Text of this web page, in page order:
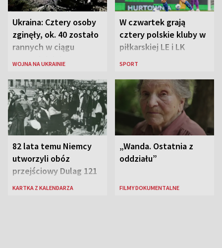
Ukraina: Cztery osoby
zginęły, ok. 40 zostało
rannych w ciągu
ostatniej doby w
WOJNA NA UKRAINIE
W czwartek grają
cztery polskie kluby w
piłkarskiej LE i LK
SPORT
82 lata temu Niemcy
utworzyli obóz
przejściowy Dulag 121
KARTKA Z KALENDARZA
„Wanda. Ostatnia z
oddziału”
FILMY DOKUMENTALNE